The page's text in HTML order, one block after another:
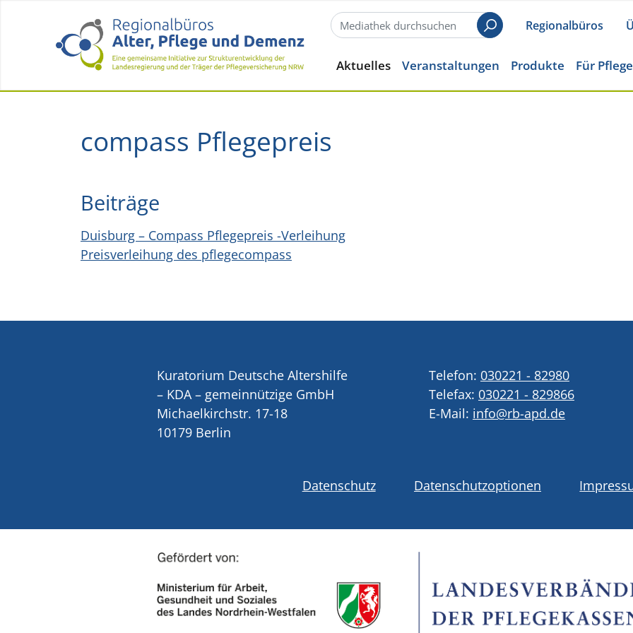
SuchenRegionalbüros
Aktuelles Veranstaltungen Produkte Für
compass Pflegepreis
Beiträge
Duisburg – Compass Pflegepreis -Verleihung
Preisverleihung des pflegecompass
Kuratorium Deutsche Altershilfe
– KDA – gemeinnützige GmbH
Michaelkirchstr. 17-18
10179 Berlin
Telefon: 030221 - 82980
Telefax: 030221 - 829866
E-Mail: info@rb-apd.de
Datenschutz Datenschutzoptionen